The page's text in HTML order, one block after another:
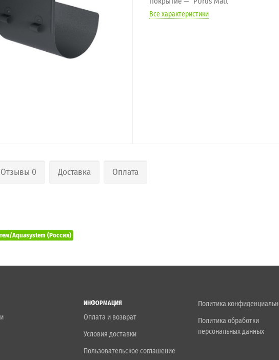
Все характеристики
Отзывы 0 Доставка Оплата
Aquasystem (Россия)
ИНФОРМАЦИЯ
Оплата и возврат
Условия доставки
Пользовательское соглашение
Политика
Политика обработки
персональных данных